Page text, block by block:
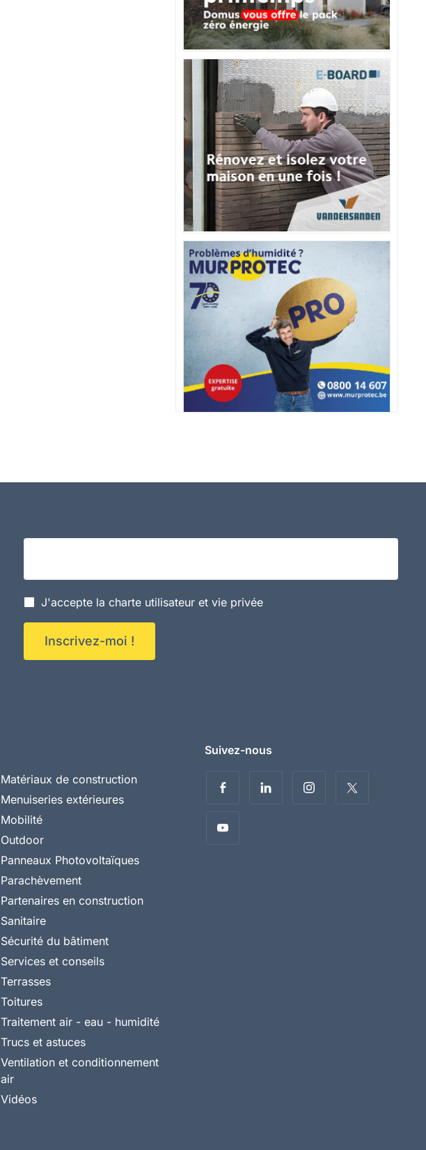
J'accepte la charte utilisateur et vie privée
Inscrivez-moi !
Matériaux de construction
Menuiseries extérieures
Mobilité
Outdoor
Panneaux Photovoltaïques
Parachèvement
Partenaires en construction
Sanitaire
Sécurité du bâtiment
Services et conseils
Terrasses
Toitures
Traitement air - eau - humidité
Trucs et astuces
Ventilation et conditionnement
air
Vidéos
Suivez-nous